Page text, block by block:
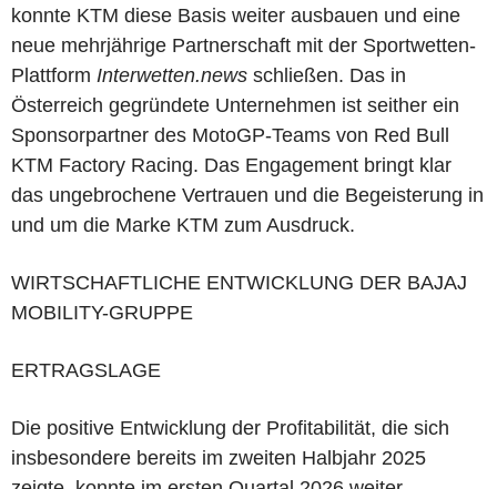
konnte KTM diese Basis weiter ausbauen und eine
neue mehrjährige Partnerschaft mit der Sportwetten-
Plattform Interwetten.news schließen. Das in
Österreich gegründete Unternehmen ist seither ein
Sponsorpartner des MotoGP-Teams von Red Bull
KTM Factory Racing. Das Engagement bringt klar
das ungebrochene Vertrauen und die Begeisterung in
und um die Marke KTM zum Ausdruck.
WIRTSCHAFTLICHE ENTWICKLUNG DER BAJAJ
MOBILITY-GRUPPE
ERTRAGSLAGE
Die positive Entwicklung der Profitabilität, die sich
insbesondere bereits im zweiten Halbjahr 2025